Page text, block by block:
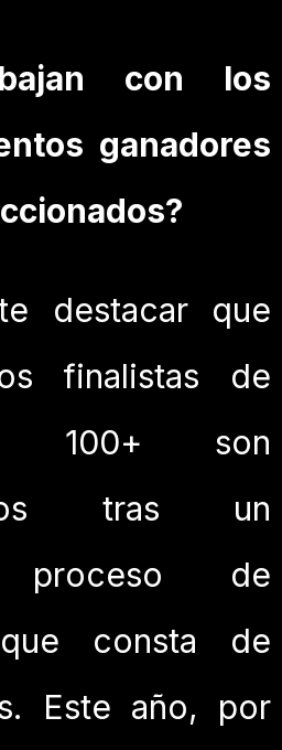
con los
ganadores
destacar que
finalistas de
100+ son
tras un
proceso de
consta de
Este año, por